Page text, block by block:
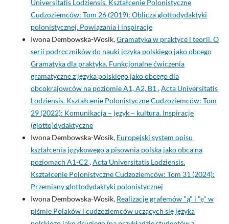
Universitatis Lodziensis. Kształcenie Polonistyczne
Cudzoziemców: Tom 26 (2019): Oblicza glottodydaktyki
polonistycznej. Powiązania i inspiracje
Iwona Dembowska-Wosik,Gramatyka w praktyce i teorii. O
serii podręczników do nauki języka polskiego jako obcego
Gramatyka dla praktyka. Funkcjonalne ćwiczenia
gramatyczne z języka polskiego jako obcego dla
obcokrajowców na poziomie A1, A2, B1 ,Acta Universitatis
Lodziensis. Kształcenie Polonistyczne Cudzoziemców: Tom
29 (2022): Komunikacja – język – kultura. Inspiracje
(glotto)dydaktyczne
Iwona Dembowska-Wosik, Europejski system opisu
kształcenia językowego a pisownia polska jako obca na
poziomach A1-C2,Acta Universitatis Lodziensis.
Kształcenie Polonistyczne Cudzoziemców: Tom 31 (2024):
Przemiany glottodydaktyki polonistycznej
Iwona Dembowska-Wosik, Realizacje grafemów "ą" i "ę" w
piśmie Polaków i cudzoziemców uczących się języka